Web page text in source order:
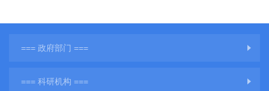
=== 政府部门 ===
=== 科研机构 ===